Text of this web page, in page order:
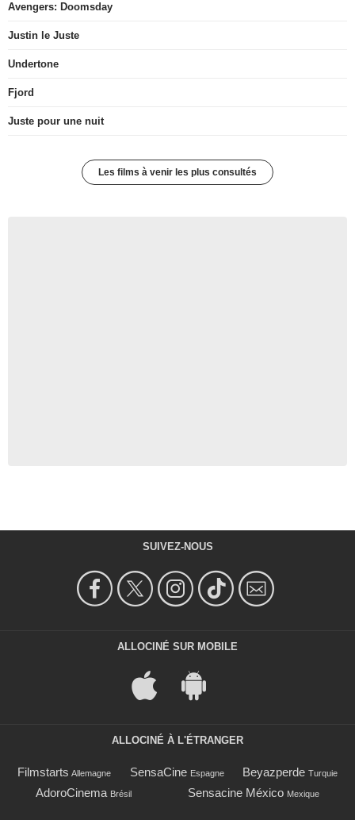
Avengers: Doomsday
Justin le Juste
Undertone
Fjord
Juste pour une nuit
Les films à venir les plus consultés
SUIVEZ-NOUS
ALLOCINÉ SUR MOBILE
ALLOCINÉ À L'ÉTRANGER
Filmstarts Allemagne SensaCine Espagne Beyazperde Turquie
AdoroCinema Brésil Sensacine México Mexique